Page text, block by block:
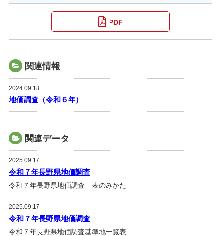
PDF
関連情報
2024.09.18
地価調査（令和６年）
関連データ
2025.09.17
令和７年長野県地価調査
令和７年長野県地価調査 表のみかた
2025.09.17
令和７年長野県地価調査
令和７年長野県地価調査基準地一覧表